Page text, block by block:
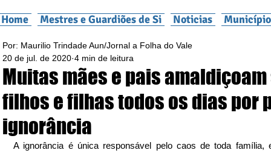
Home Mestres e Guardiões de Si Noticias
Muitas mães e pais
filhos e filhas todos os dias por
ignorância
Por: Maurilio Trindade Aun/Jornal a Folha do Vale
20 de jul. de 2020 4 min de leitura
A ignorância é única responsável pelo caos de toda família,